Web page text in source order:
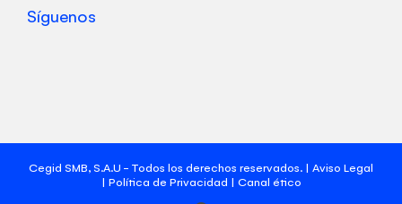
Síguenos
Cegid SMB, S.A.U - Todos los derechos reservados. | Aviso Legal
| Política de Privacidad | Canal ético